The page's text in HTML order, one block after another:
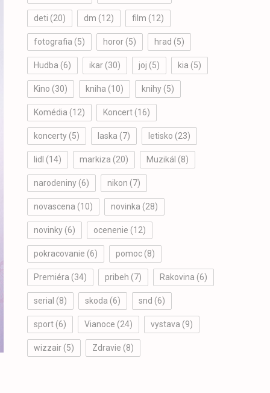
deti (20) dm (12) film (12)
fotografia (5) horor (5) hrad (5)
Hudba (6) ikar (30) joj (5) kia (5)
Kino (30) kniha (10) knihy (5)
Komédia (12) Koncert (16)
koncerty (5) laska (7) letisko (23)
lidl (14) markiza (20) Muzikál (8)
narodeniny (6) nikon (7)
novascena (10) novinka (28)
novinky (6) ocenenie (12)
pokracovanie (6) pomoc (8)
Premiéra (34) pribeh (7) Rakovina (6)
serial (8) skoda (6) snd (6)
sport (6) Vianoce (24) vystava (9)
wizzair (5) Zdravie (8)